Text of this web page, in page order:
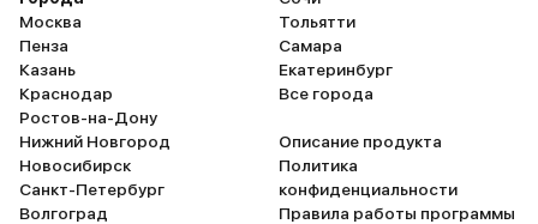
Москва
Пенза
Казань
Краснодар
Ростов-на-Дону
Нижний Новгород
Новосибирск
Санкт-Петербург
Волгоград
Тольятти
Самара
Екатеринбург
Все города
Описание продукта
Политика
конфиденциальности
Правила работы программы